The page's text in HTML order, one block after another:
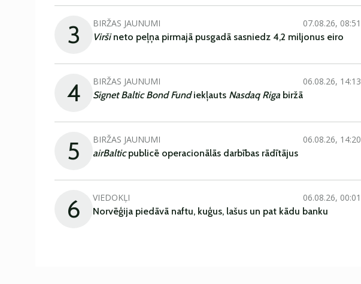
3 BIRŽAS JAUNUMI
07.08.26, 08:51
Viršineto peļņa pirmajā pusgadā sasniedz 4,2 miljonus eiro
4 BIRŽAS JAUNUMI
06.08.26, 14:13
Signet Baltic Bond Fundiekļauts Nasdaq Riga biržā
5 BIRŽAS JAUNUMI
06.08.26, 14:20
airBalticpublicē operacionālās darbības rādītājus
6 VIEDOKĻI
06.08.26, 00:01
Norvēģija piedāvā naftu, kuģus, lašus un pat kādu banku